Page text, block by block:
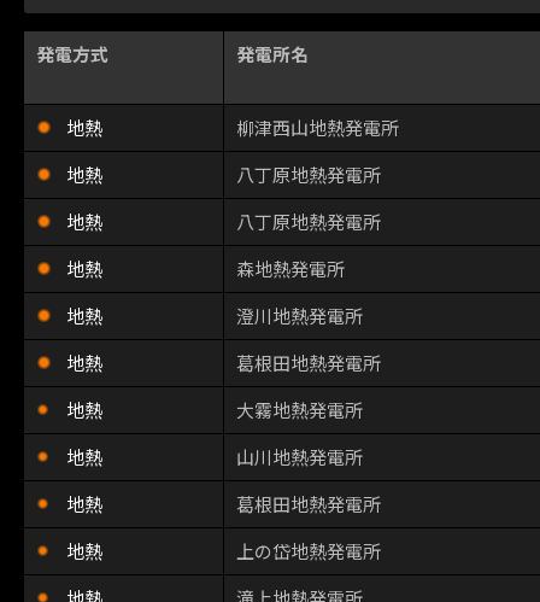
発電方式 発電所名
地熱
柳津西山地熱発電所
地熱
八丁原地熱発電所
地熱
八丁原地熱発電所
地熱
森地熱発電所
地熱
澄川地熱発電所
地熱
葛根田地熱発電所
地熱
大霧地熱発電所
地熱
山川地熱発電所
地熱
葛根田地熱発電所
地熱
上の岱地熱発電所